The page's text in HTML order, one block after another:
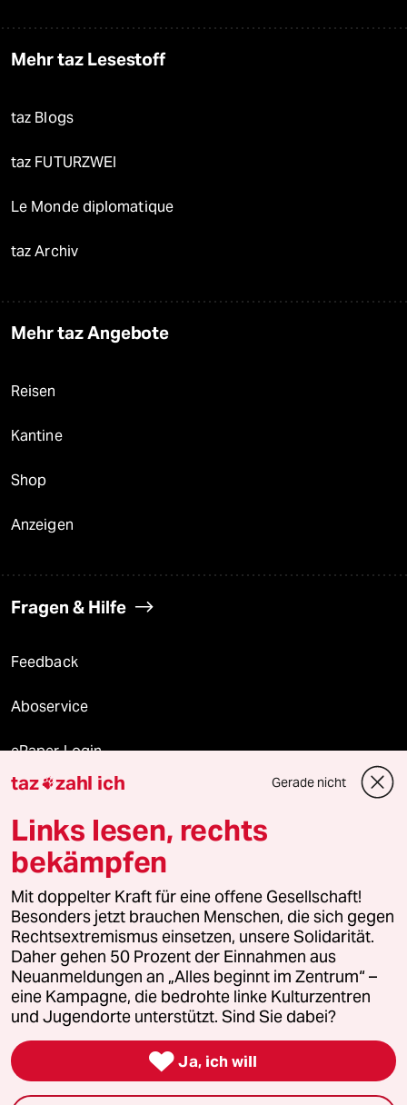
Mehr taz Lesestoff
taz Blogs
taz FUTURZWEI
Le Monde diplomatique
taz Archiv
Mehr taz Angebote
Reisen
Kantine
Shop
Anzeigen
Fragen & Hilfe
Feedback
Aboservice
ePaper Login
Downloads für Abonnierende
© 2026 taz Verlags und Vertriebs GmbH
Alle Rechte vorbehalten. Bei rechtlichen Fragen oder für Genehmigungen
wenden Sie sich bitte an
lizenzen@taz.de
Feedback Redaktionsstatut Kommune-Richtlinien
Leitlinie Informant Datenschutz Impressum AGB
Seitenwende Einwilligungen widerrufen (Ads)
taz zahl ich Gerade nicht
Links lesen, rechts
bekämpfen
Mit doppelter Kraft für eine offene Gesellschaft!
Besonders jetzt brauchen Menschen, die sich gegen
Rechtsextremismus einsetzen, unsere Solidarität.
Daher gehen 50 Prozent der Einnahmen aus
Neuanmeldungen an „Alles beginnt im Zentrum“ –
eine Kampagne, die bedrohte linke Kulturzentren
und Jugendorte unterstützt. Sind Sie dabei?
 Ja, ich will